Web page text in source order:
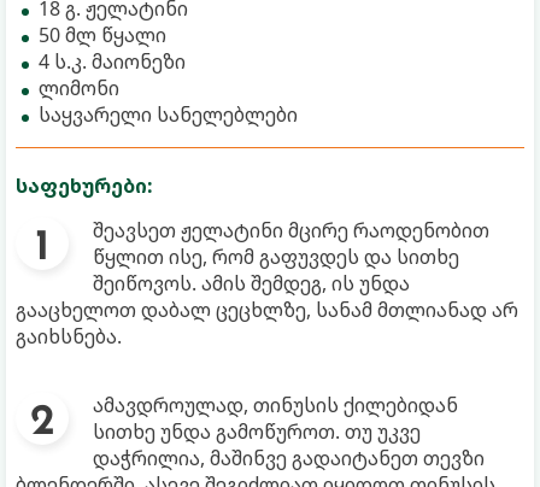
18 გ. ჟელატინი
50 მლ წყალი
4 ს.კ. მაიონეზი
ლიმონი
საყვარელი სანელებლები
საფეხურები:
შეავსეთ ჟელატინი მცირე რაოდენობით
წყლით ისე, რომ გაფუვდეს და სითხე
შეიწოვოს. ამის შემდეგ, ის უნდა
გააცხელოთ დაბალ ცეცხლზე, სანამ მთლიანად არ
გაიხსნება.
ამავდროულად, თინუსის ქილებიდან
სითხე უნდა გამოწუროთ. თუ უკვე
დაჭრილია, მაშინვე გადაიტანეთ თევზი